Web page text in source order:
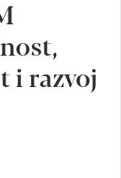
i razvoj